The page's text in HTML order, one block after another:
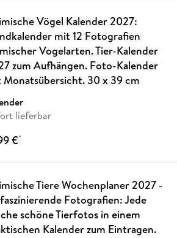
Vögel Kalender 2027:
mit 12 Fotografien
Vogelarten. Tier-Kalender
zum Aufhängen. Foto-Kalender
Monatsübersicht. 30 x 39 cm
lieferbar
€*
Tiere Wochenplaner 2027 -
Fotografien: Jede
schöne Tierfotos in einem
Kalender zum Eintragen.